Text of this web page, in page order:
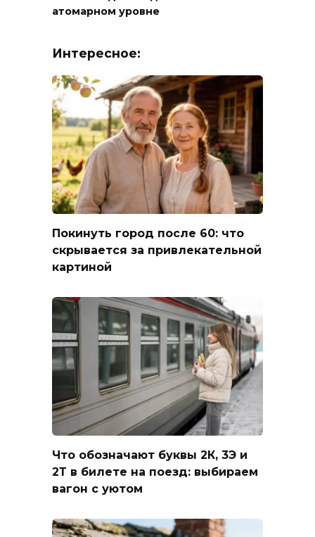
атомарном уровне
Интересное:
Покинуть город после 60: что
скрывается за привлекательной
картиной
Что обозначают буквы 2К, 3Э и
2Т в билете на поезд: выбираем
вагон с уютом